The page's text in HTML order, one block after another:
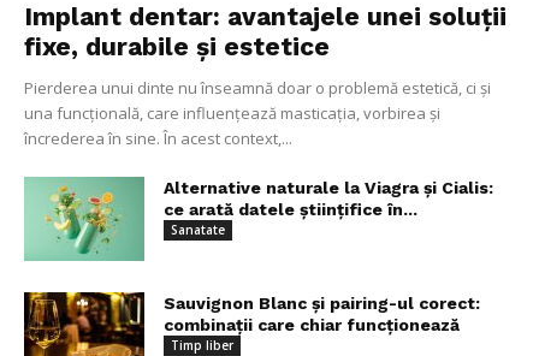
Implant dentar: avantajele unei soluții
fixe, durabile și estetice
Pierderea unui dinte nu înseamnă doar o problemă estetică, ci și
una funcțională, care influențează masticația, vorbirea și
încrederea în sine. În acest context,...
Alternative naturale la Viagra și Cialis:
ce arată datele științifice în...
Sanatate
Sauvignon Blanc și pairing-ul corect:
combinații care chiar funcționează
Timp liber